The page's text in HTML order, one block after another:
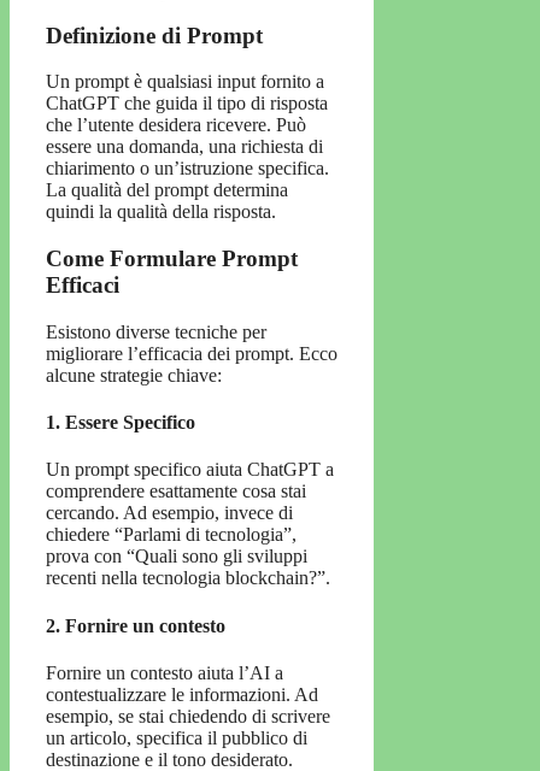
Definizione di Prompt
Un prompt è qualsiasi input fornito a
ChatGPT che guida il tipo di risposta
che l’utente desidera ricevere. Può
essere una domanda, una richiesta di
chiarimento o un’istruzione specifica.
La qualità del prompt determina
quindi la qualità della risposta.
Come Formulare Prompt
Efficaci
Esistono diverse tecniche per
migliorare l’efficacia dei prompt. Ecco
alcune strategie chiave:
1. Essere Specifico
Un prompt specifico aiuta ChatGPT a
comprendere esattamente cosa stai
cercando. Ad esempio, invece di
chiedere “Parlami di tecnologia”,
prova con “Quali sono gli sviluppi
recenti nella tecnologia blockchain?”.
2. Fornire un contesto
Fornire un contesto aiuta l’AI a
contestualizzare le informazioni. Ad
esempio, se stai chiedendo di scrivere
un articolo, specifica il pubblico di
destinazione e il tono desiderato.